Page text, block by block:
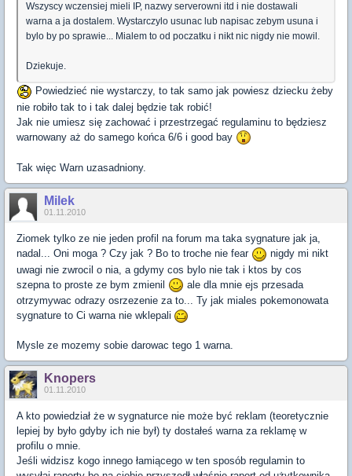
Wszyscy wczensiej mieli IP, nazwy serverowni itd i nie dostawali
warna a ja dostalem. Wystarczylo usunac lub napisac zebym usuna i
bylo by po sprawie... Mialem to od poczatku i nikt nic nigdy nie mowil.
Dziekuje.
Powiedzieć nie wystarczy, to tak samo jak powiesz dziecku żeby
nie robiło tak to i tak dalej będzie tak robić!
Jak nie umiesz się zachować i przestrzegać regulaminu to będziesz
warnowany aż do samego końca 6/6 i good bay
Tak więc Warn uzasadniony.
Milek
01.11.2010
Ziomek tylko ze nie jeden profil na forum ma taka sygnature jak ja,
nadal... Oni moga ? Czy jak ? Bo to troche nie fear
nigdy mi nikt
uwagi nie zwrocil o nia, a gdymy cos bylo nie tak i ktos by cos
szepna to proste ze bym zmienil
ale dla mnie ejs przesada
otrzymywac odrazy osrzezenie za to... Ty jak miales pokemonowata
sygnature to Ci warna nie wklepali
Mysle ze mozemy sobie darowac tego 1 warna.
Knopers
01.11.2010
A kto powiedział że w sygnaturce nie może być reklam (teoretycznie
lepiej by było gdyby ich nie był) ty dostałeś warna za reklamę w
profilu o mnie.
Jeśli widzisz kogo innego łamiącego w ten sposób regulamin to